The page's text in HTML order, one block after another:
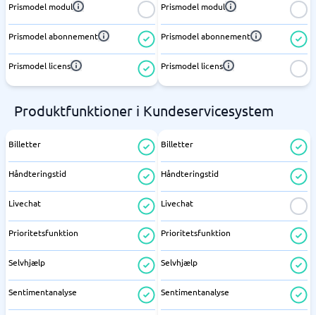
Prismodel modul
Prismodel abonnement
Prismodel licens
Prismodel modul
Prismodel abonnement
Prismodel licens
Produktfunktioner i Kundeservicesystem
Billetter
Håndteringstid
Livechat
Prioritetsfunktion
Selvhjælp
Sentimentanalyse
Billetter
Håndteringstid
Livechat
Prioritetsfunktion
Selvhjælp
Sentimentanalyse